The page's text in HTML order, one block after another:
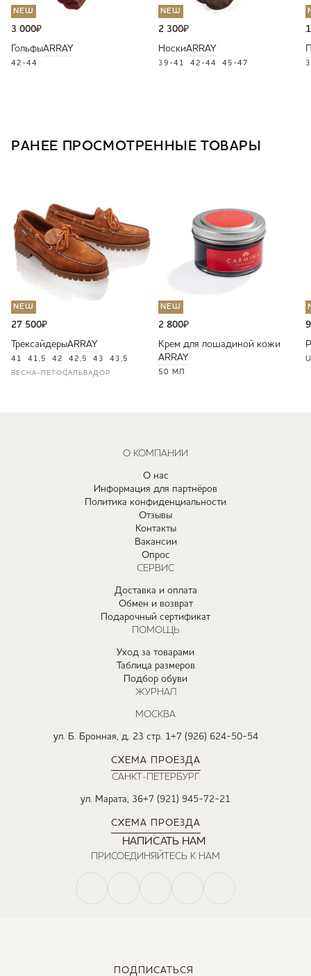
NEW
3 000₽
ГольфыARRAY
42-44
NEW
2 300₽
НоскиARRAY
39-41 42-44 45-47
РАНЕЕ ПРОСМОТРЕННЫЕ ТОВАРЫ
NEW
27 500₽
ТрексайдерыARRAY
41 41,5 42 42,5 43 43,5
ВЕСНА-ЛЕТОСАЛЬВАДОР
NEW
2 800₽
Крем для лошадиной кожи
ARRAY
50 МЛ
ПОДПИСАТЬСЯ
О КОМПАНИИ
О нас
Информация для партнёров
Политика конфиденциальности
Отзывы
Контакты
Вакансии
Опрос
СЕРВИС
Доставка и оплата
Обмен и возврат
Подарочный сертификат
ПОМОЩЬ
Уход за товарами
Таблица размеров
Подбор обуви
ЖУРНАЛ
МОСКВА
ул. Б. Бронная, д. 23 стр. 1+7 (926) 624-50-54
СХЕМА ПРОЕЗДА
САНКТ-ПЕТЕРБУРГ
ул. Марата, 36+7 (921) 945-72-21
СХЕМА ПРОЕЗДА
НАПИСАТЬ НАМ
ПРИСОЕДИНЯЙТЕСЬ К НАМ